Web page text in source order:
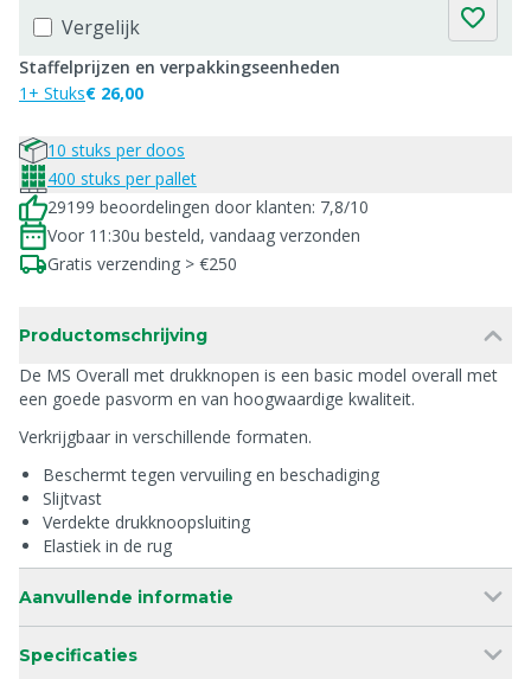
Vergelijk
Staffelprijzen en verpakkingseenheden
1+ Stuks€ 26,00
10 stuks per doos
400 stuks per pallet
29199 beoordelingen door klanten: 7,8/10
Voor 11:30u besteld, vandaag verzonden
Gratis verzending > €250
Productomschrijving
De MS Overall met drukknopen is een basic model overall met
een goede pasvorm en van hoogwaardige kwaliteit.
Verkrijgbaar in verschillende formaten.
Beschermt tegen vervuiling en beschadiging
Slijtvast
Verdekte drukknoopsluiting
Elastiek in de rug
Aanvullende informatie
Specificaties